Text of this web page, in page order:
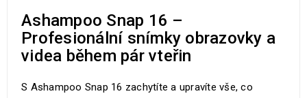
Ashampoo Snap 16 –
Profesionální snímky obrazovky a
videa během pár vteřin
S Ashampoo Snap 16 zachytíte a upravíte vše, co